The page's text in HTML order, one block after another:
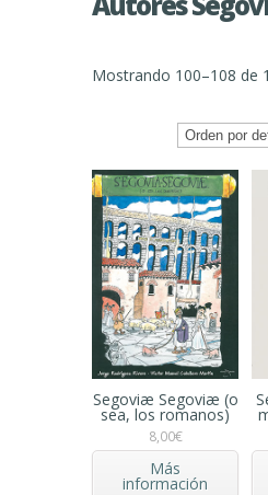
Mostrando 100–108 de
Segoviæ Segoviæ (o
sea, los romanos)
8,00€
Más
información